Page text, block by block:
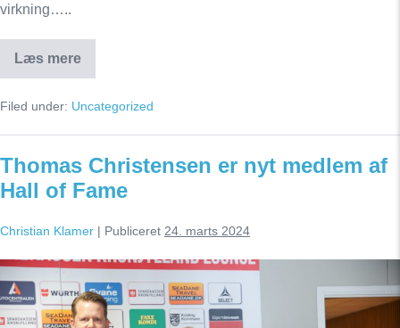
virkning…..
Læs mere
KIF
Kolding
samarbejdet
Cheftræner
Kristensen
Filed under: Uncategorized
Thomas Christensen er nyt medlem af
Hall of Fame
Christian Klamer | Publiceret 24. marts 2024
Thomas
Christensen
er